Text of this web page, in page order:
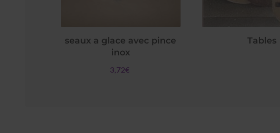
seaux a glace avec pince
inox
3,72€
Tables